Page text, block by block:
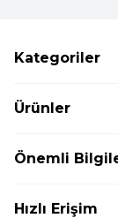
Kategoriler
Ürünler
Önemli
Hızlı Erişim